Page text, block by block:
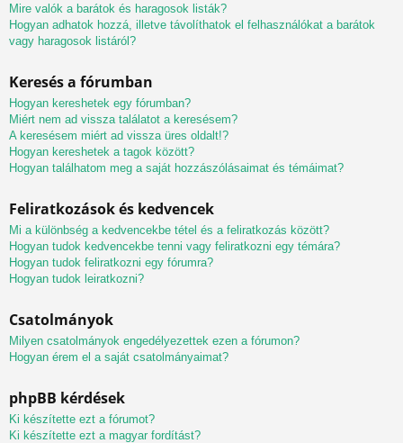
Mire valók a barátok és haragosok listák?
Hogyan adhatok hozzá, illetve távolíthatok el felhasználókat a barátok
vagy haragosok listáról?
Keresés a fórumban
Hogyan kereshetek egy fórumban?
Miért nem ad vissza találatot a keresésem?
A keresésem miért ad vissza üres oldalt!?
Hogyan kereshetek a tagok között?
Hogyan találhatom meg a saját hozzászólásaimat és témáimat?
Feliratkozások és kedvencek
Mi a különbség a kedvencekbe tétel és a feliratkozás között?
Hogyan tudok kedvencekbe tenni vagy feliratkozni egy témára?
Hogyan tudok feliratkozni egy fórumra?
Hogyan tudok leiratkozni?
Csatolmányok
Milyen csatolmányok engedélyezettek ezen a fórumon?
Hogyan érem el a saját csatolmányaimat?
phpBB kérdések
Ki készítette ezt a fórumot?
Ki készítette ezt a magyar fordítást?